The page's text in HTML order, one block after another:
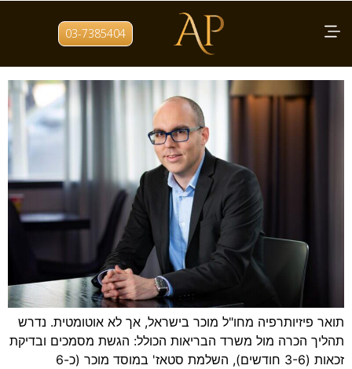
03-7385404 תגית: הכרה בתארים מחו"ל
הכרה בתואר פיזיותרפיה מחו"ל
תואר פיזיותרפיה מחו"ל מוכר בישראל, אך לא אוטומטית. נדרש
תהליך הכרה מול משרד הבריאות הכולל: הגשת מסמכים ובדיקת
זכאות (3-6 חודשים), השלמת סטאז' במוסד מוכר (כ-6